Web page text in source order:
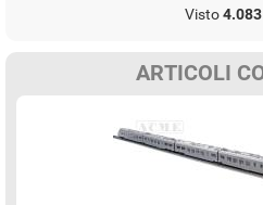
Visto4.083
ARTICOLI